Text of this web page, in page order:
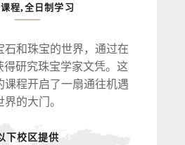
程,全日制学习
石和珠宝的世界，通过在
得研究珠宝学家文凭。这
课程开启了一扇通往机遇
界的大门。
下校区提供